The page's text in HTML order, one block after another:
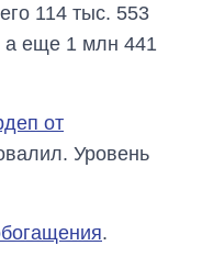
114 тыс. 553
а еще 1 млн 441
от
Уровень
.